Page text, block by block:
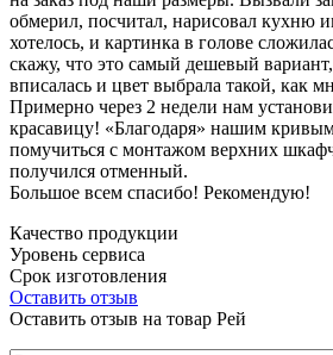
обмерил, посчитал, нарисовал кухню
хотелось, и картинка в голове
скажу, что это самый дешевый
вписалась и цвет выбрала такой, как
Примерно через 2 недели нам
красавицу! «Благодаря» нашим
помучиться с монтажом верхних
получился отменный.
Большое всем спасибо! Рекомендую!
Качество продукции
Уровень сервиса
Срок изготовления
Оставить отзыв
Оставить отзыв на товар Рей